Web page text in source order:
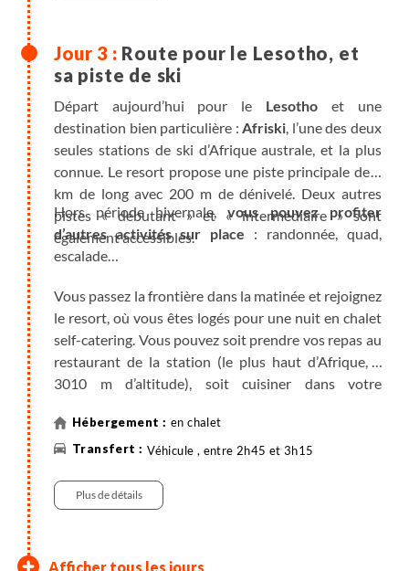
Route pour le Lesotho, et
sa piste de ski
Départ aujourd’hui pour le Lesotho et une
destination bien particulière : Afriski, l’une des deux
seules stations de ski d’Afrique australe, et la plus
connue. Le resort propose une piste principale de 1
km de long avec 200 m de dénivelé. Deux autres
pistes « débutant » et « intermédiaire » sont
également accessibles.
Hors période hivernale, vous pouvez profiter
d’autres activités sur place : randonnée, quad,
escalade…
Vous passez la frontière dans la matinée et rejoignez
le resort, où vous êtes logés pour une nuit en chalet
self-catering. Vous pouvez soit prendre vos repas au
restaurant de la station (le plus haut d’Afrique, à
3010 m d’altitude), soit cuisiner dans votre
en chalet
Véhicule , entre 2h45 et 3h15
Plus de détails
Makhapung, nuit chez
Makhapung, nuit chez
Route vers l'Ouest, Katse
Route vers l'Ouest, Mohale
Semonkong - Maletsunyane
Village de Malealea
Trek dans les montagnes
Trek dans les montagnes
Thaba Bosiu
Route vers Bloemfontein -
Afficher tous les jours